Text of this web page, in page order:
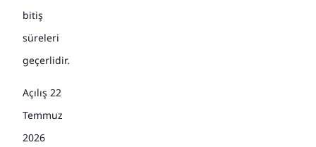
bitiş
süreleri
geçerlidir.
Açılış 22
Temmuz
2026